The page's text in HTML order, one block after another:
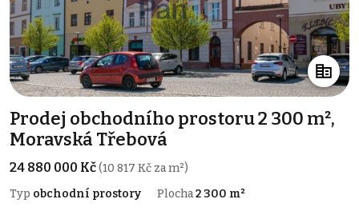
Prodej obchodního prostoru 2 300 m²,
Moravská Třebová
24 880 000 Kč(10 817 Kč za m²)
Typ obchodní prostory Plocha2 300 m²